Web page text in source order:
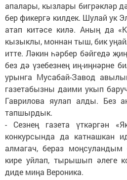
апалары, кызлары бигрәкләр
бер фикергә килдек. Шулай ук
атап китәсе килә. Аның да
кызыклы, моннан тыш, бик
итте. Ләкин һәрбер бәйгедә
без дә үзебезнең иң-иңнәрне
урынга Мусабай-Завод
газетабызны даими укып
Гаврилова яулап алды. Без
тапшырдык.
- Сезнең газета үткәргән
конкурсында да катнашкан
алмагач, бераз
кире уйлап, тырышып әлеге
диде миңа Вероника.